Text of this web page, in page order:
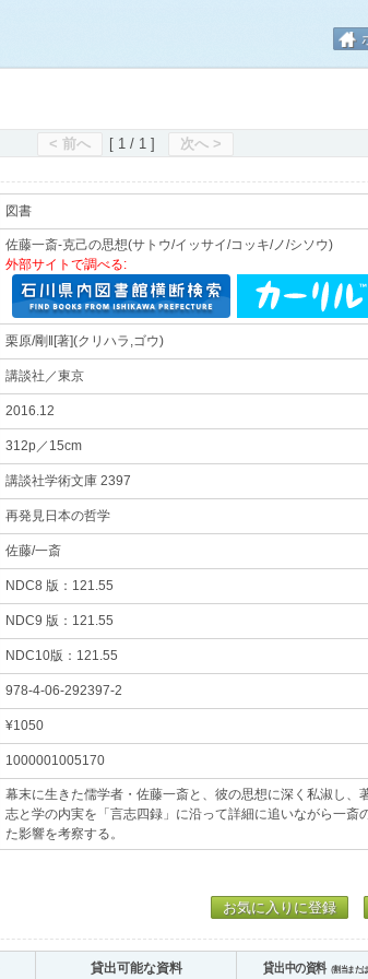
< 前へ [ 1 / 1 ] 次へ >
図書
佐藤一斎-克己の思想(サトウ/イッサイ/コッキ/ノ/シソウ)
外部サイトで調べる:
栗原/剛‖[著](クリハラ,ゴウ)
講談社／東京
2016.12
312p／15cm
講談社学術文庫 2397
再発見日本の哲学
佐藤/一斎
NDC8 版：121.55
NDC9 版：121.55
NDC10版：121.55
978-4-06-292397-2
¥1050
1000001005170
幕末に生きた儒学者・佐藤一斎と、彼の思想に深く私淑し、
志と学の内実を「言志四録」に沿って詳細に追いながら一斎
た影響を考察する。
お気に入りに登録
貸出可能な資料 貸出中の資料（割当また